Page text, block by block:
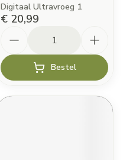
Digitaal Ultravroeg 1
€ 20,99
Bestel